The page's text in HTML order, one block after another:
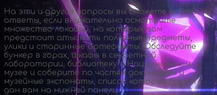
На эти и другие вопросы вы сможете найти
ответы, если внимательно осмотрите
множество локаций, на которых вам
предстоит отыскать полезные предметы,
улики и старинные артефакты. Обследуйте
бункер в горах, шкафы в секретной
лаборатории, библиотеку в Национальном
музее и соберите по частям документы и
музейные экспонаты, список которых будет
дан вам на нижней панели.